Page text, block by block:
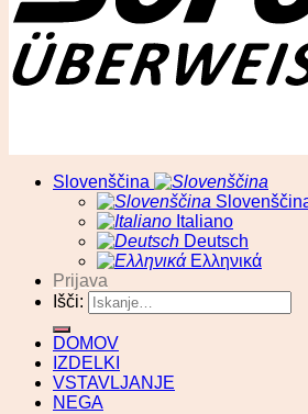
Slovenščina
Italiano
Deutsch
Ελληνικά
Prijava
Išči:
DOMOV
IZDELKI
VSTAVLJANJE
NEGA